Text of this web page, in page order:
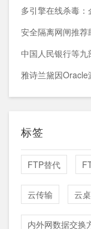
多引擎在线杀毒
安全隔离网闸推
雅诗兰黛因
标签
FTP替代
云传输 云
内外网数据交换